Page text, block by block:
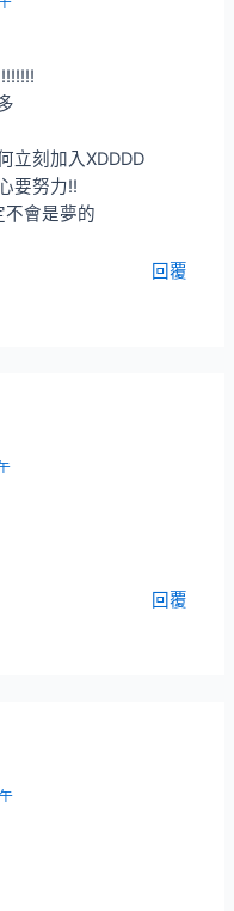
立刻加入XDDDD
要努力!!
不會是夢的
回覆
回覆